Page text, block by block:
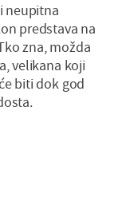
neupitna
predstava na
zna, možda
velikana koji
biti dok god